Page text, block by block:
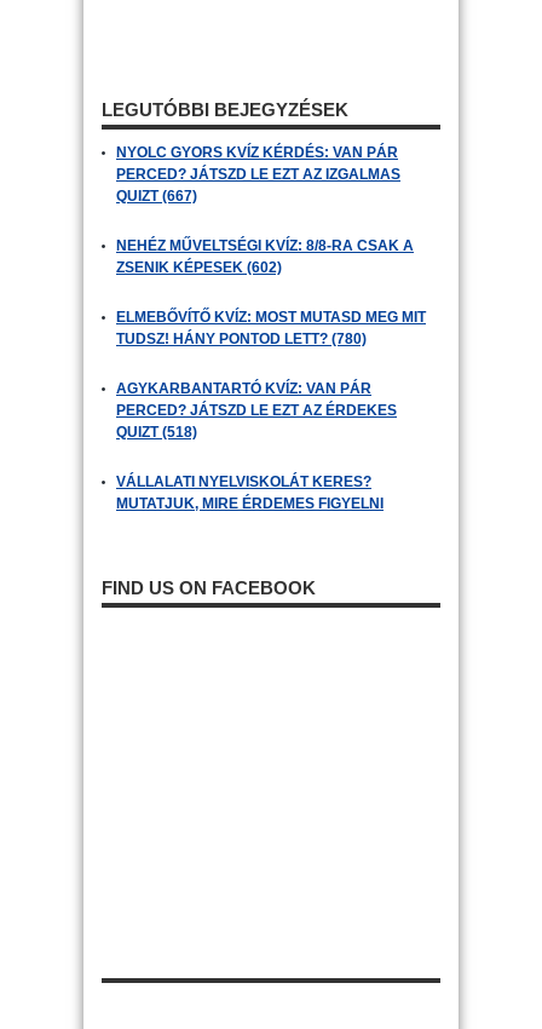
LEGUTÓBBI BEJEGYZÉSEK
NYOLC GYORS KVÍZ KÉRDÉS: VAN PÁR
PERCED? JÁTSZD LE EZT AZ IZGALMAS
QUIZT (667)
NEHÉZ MŰVELTSÉGI KVÍZ: 8/8-RA CSAK A
ZSENIK KÉPESEK (602)
ELMEBŐVÍTŐ KVÍZ: MOST MUTASD MEG MIT
TUDSZ! HÁNY PONTOD LETT? (780)
AGYKARBANTARTÓ KVÍZ: VAN PÁR
PERCED? JÁTSZD LE EZT AZ ÉRDEKES
QUIZT (518)
VÁLLALATI NYELVISKOLÁT KERES?
MUTATJUK, MIRE ÉRDEMES FIGYELNI
FIND US ON FACEBOOK